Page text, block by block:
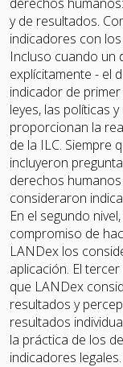
y de resultados.
indicadores con
Incluso cuando un
explícitamente - el
indicador de
leyes, las políticas
proporcionan la
de la ILC. Siempre
incluyeron
derechos
consideraron
En el segundo
compromiso de
LANDex los
aplicación. El
que LANDex
resultados y
resultados
la práctica de los
indicadores legales.